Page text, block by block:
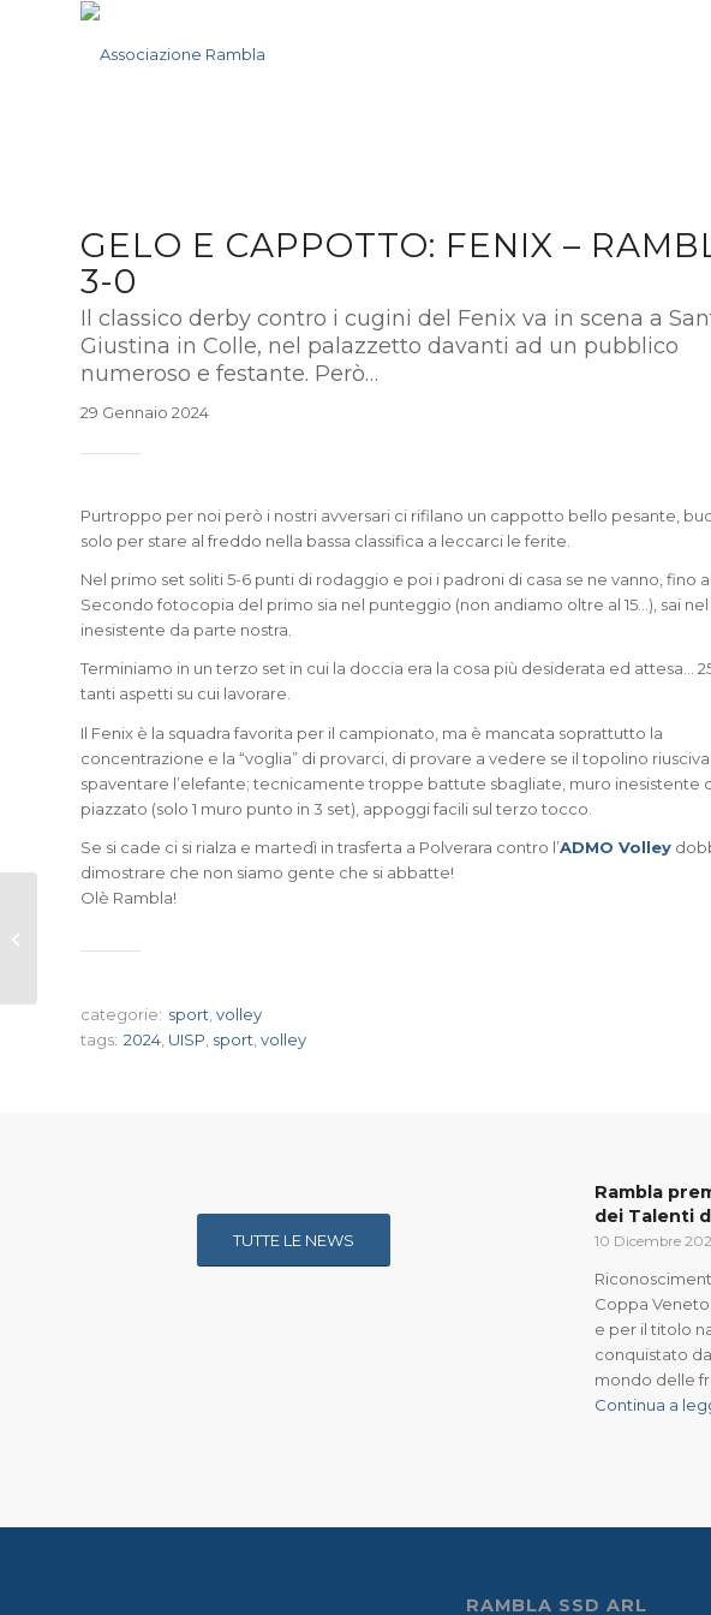
GELO E CAPPOTTO: FENIX –
3-0
Il classico derby contro i cugini del Fenix va in scena a
Giustina in Colle, nel palazzetto davanti ad un pubblico
numeroso e festante. Però…
29 Gennaio 2024
Purtroppo per noi però i nostri avversari ci rifilano un cappotto bello pesante,
solo per stare al freddo nella bassa classifica a leccarci le ferite.
Nel primo set soliti 5-6 punti di rodaggio e poi i padroni di casa se ne vanno, fino al
Secondo fotocopia del primo sia nel punteggio (non andiamo oltre al 15…), sai
inesistente da parte nostra.
Terminiamo in un terzo set in cui la doccia era la cosa più desiderata ed attesa…
tanti aspetti su cui lavorare.
Il Fenix è la squadra favorita per il campionato, ma è mancata soprattutto la
concentrazione e la “voglia” di provarci, di provare a vedere se il topolino riusciva
spaventare l’elefante; tecnicamente troppe battute sbagliate, muro inesistente
piazzato (solo 1 muro punto in 3 set), appoggi facili sul terzo tocco.
Se si cade ci si rialza e martedì in trasferta a Polverara contro l’ADMO Volley
dimostrare che non siamo gente che si abbatte!
Olè Rambla!
categorie: sport volley
tags: 2024 UISP sport volley
TUTTE LE NEWS
Rambla
dei Talenti
10 Dicembre
Coppa
e per il titolo
conquistato
mondo delle
Continua a
RAMBLA SSD ARL